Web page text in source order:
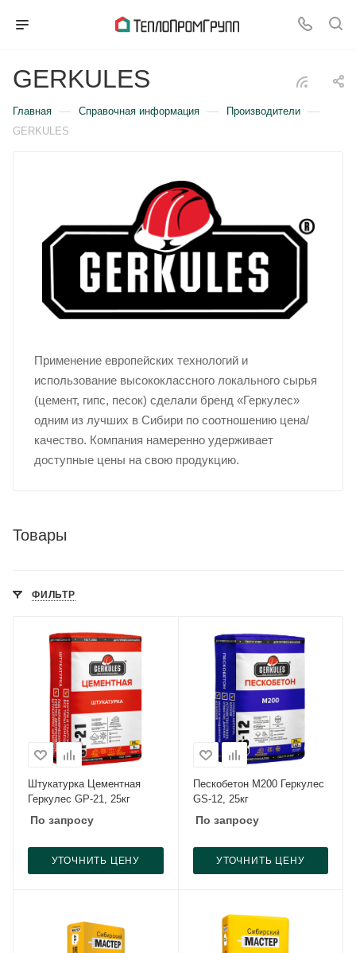
GERKULES
Главная — Справочная информация — Производители —
GERKULES
Применение европейских технологий и
использование высококлассного локального сырья
(цемент, гипс, песок) сделали бренд «Геркулес»
одним из лучших в Сибири по соотношению цена/
качество. Компания намеренно удерживает
доступные цены на свою продукцию.
Товары
ФИЛЬТР
Штукатурка Цементная
Геркулес GP-21, 25кг
По запросу
УТОЧНИТЬ ЦЕНУ
Пескобетон М200 Геркулес
GS-12, 25кг
По запросу
УТОЧНИТЬ ЦЕНУ